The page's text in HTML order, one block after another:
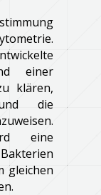
einer
klären,
die
eine
gleichen